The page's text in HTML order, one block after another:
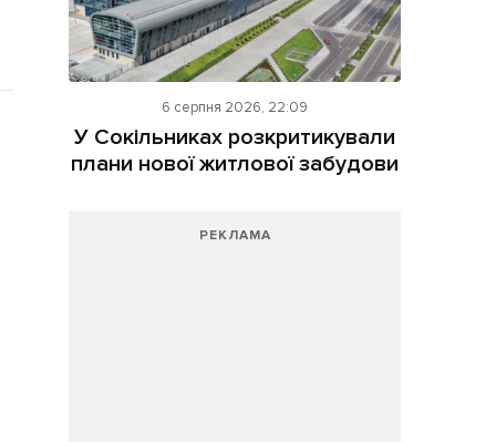
6 серпня 2026, 22:09
У Сокільниках розкритикували
плани нової житлової забудови
РЕКЛАМА